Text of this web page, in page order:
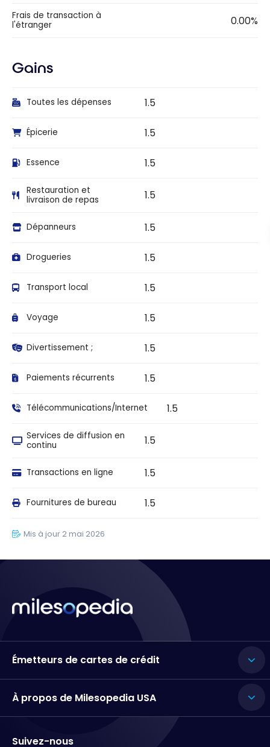
Frais de transaction à
l'étranger
0.00%
Gains
Toutes les dépenses 1.5
Épicerie 1.5
Essence 1.5
Restauration et
livraison de repas
1.5
Dépanneurs 1.5
Drogueries 1.5
Transport local 1.5
Voyage 1.5
Divertissement ; 1.5
Paiements récurrents 1.5
Télécommunications/Internet 1.5
Services de diffusion en
continu
1.5
Transactions en ligne 1.5
Fournitures de bureau 1.5
Mis à jour 2 mai 2026
Émetteurs de cartes de crédit
À propos de Milesopedia USA
Suivez-nous